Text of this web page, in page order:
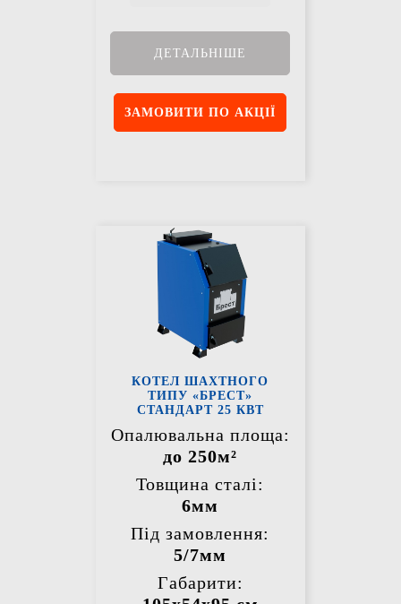
ДЕТАЛЬНІШЕ
ЗАМОВИТИ ПО АКЦІЇ
КОТЕЛ ШАХТНОГО
ТИПУ «БРЕСТ»
СТАНДАРТ 25 КВТ
Опалювальна площа:
до 250м²
Товщина сталі:
6мм
Під замовлення:
5/7мм
Габарити: